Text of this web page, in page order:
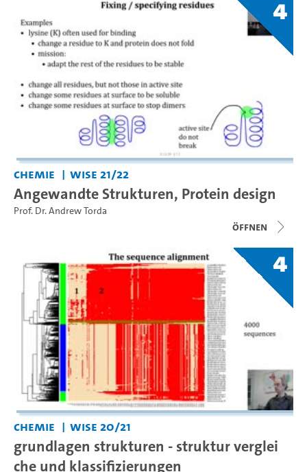
4
Chemie WiSe 21/22
Angewandte Strukturen, Protein design
Prof. Dr. Andrew Torda
Öffnen
4
Chemie WiSe 20/21
grundlagen strukturen - struktur verglei
che und klassifizierungen